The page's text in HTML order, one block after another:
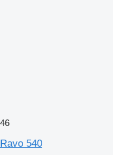
46
Ravo 540